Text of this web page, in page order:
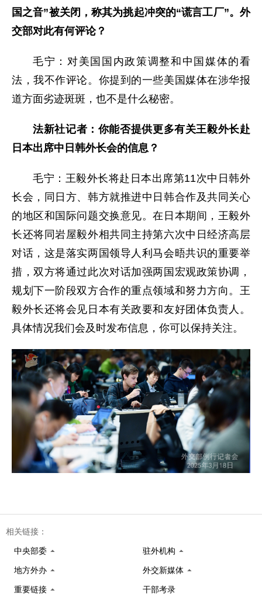
国之音”被关闭，称其为挑起冲突的“谎言工厂”。外
交部对此有何评论？
毛宁：对美国国内政策调整和中国媒体的看
法，我不作评论。你提到的一些美国媒体在涉华报
道方面劣迹斑斑，也不是什么秘密。
法新社记者：你能否提供更多有关王毅外长赴
日本出席中日韩外长会的信息？
毛宁：王毅外长将赴日本出席第11次中日韩外
长会，同日方、韩方就推进中日韩合作及共同关心
的地区和国际问题交换意见。在日本期间，王毅外
长还将同岩屋毅外相共同主持第六次中日经济高层
对话，这是落实两国领导人利马会晤共识的重要举
措，双方将通过此次对话加强两国宏观政策协调，
规划下一阶段双方合作的重点领域和努力方向。王
毅外长还将会见日本有关政要和友好团体负责人。
具体情况我们会及时发布信息，你可以保持关注。
相关链接：
中央部委 驻外机构
地方外办 外交新媒体
重要链接 干部考录